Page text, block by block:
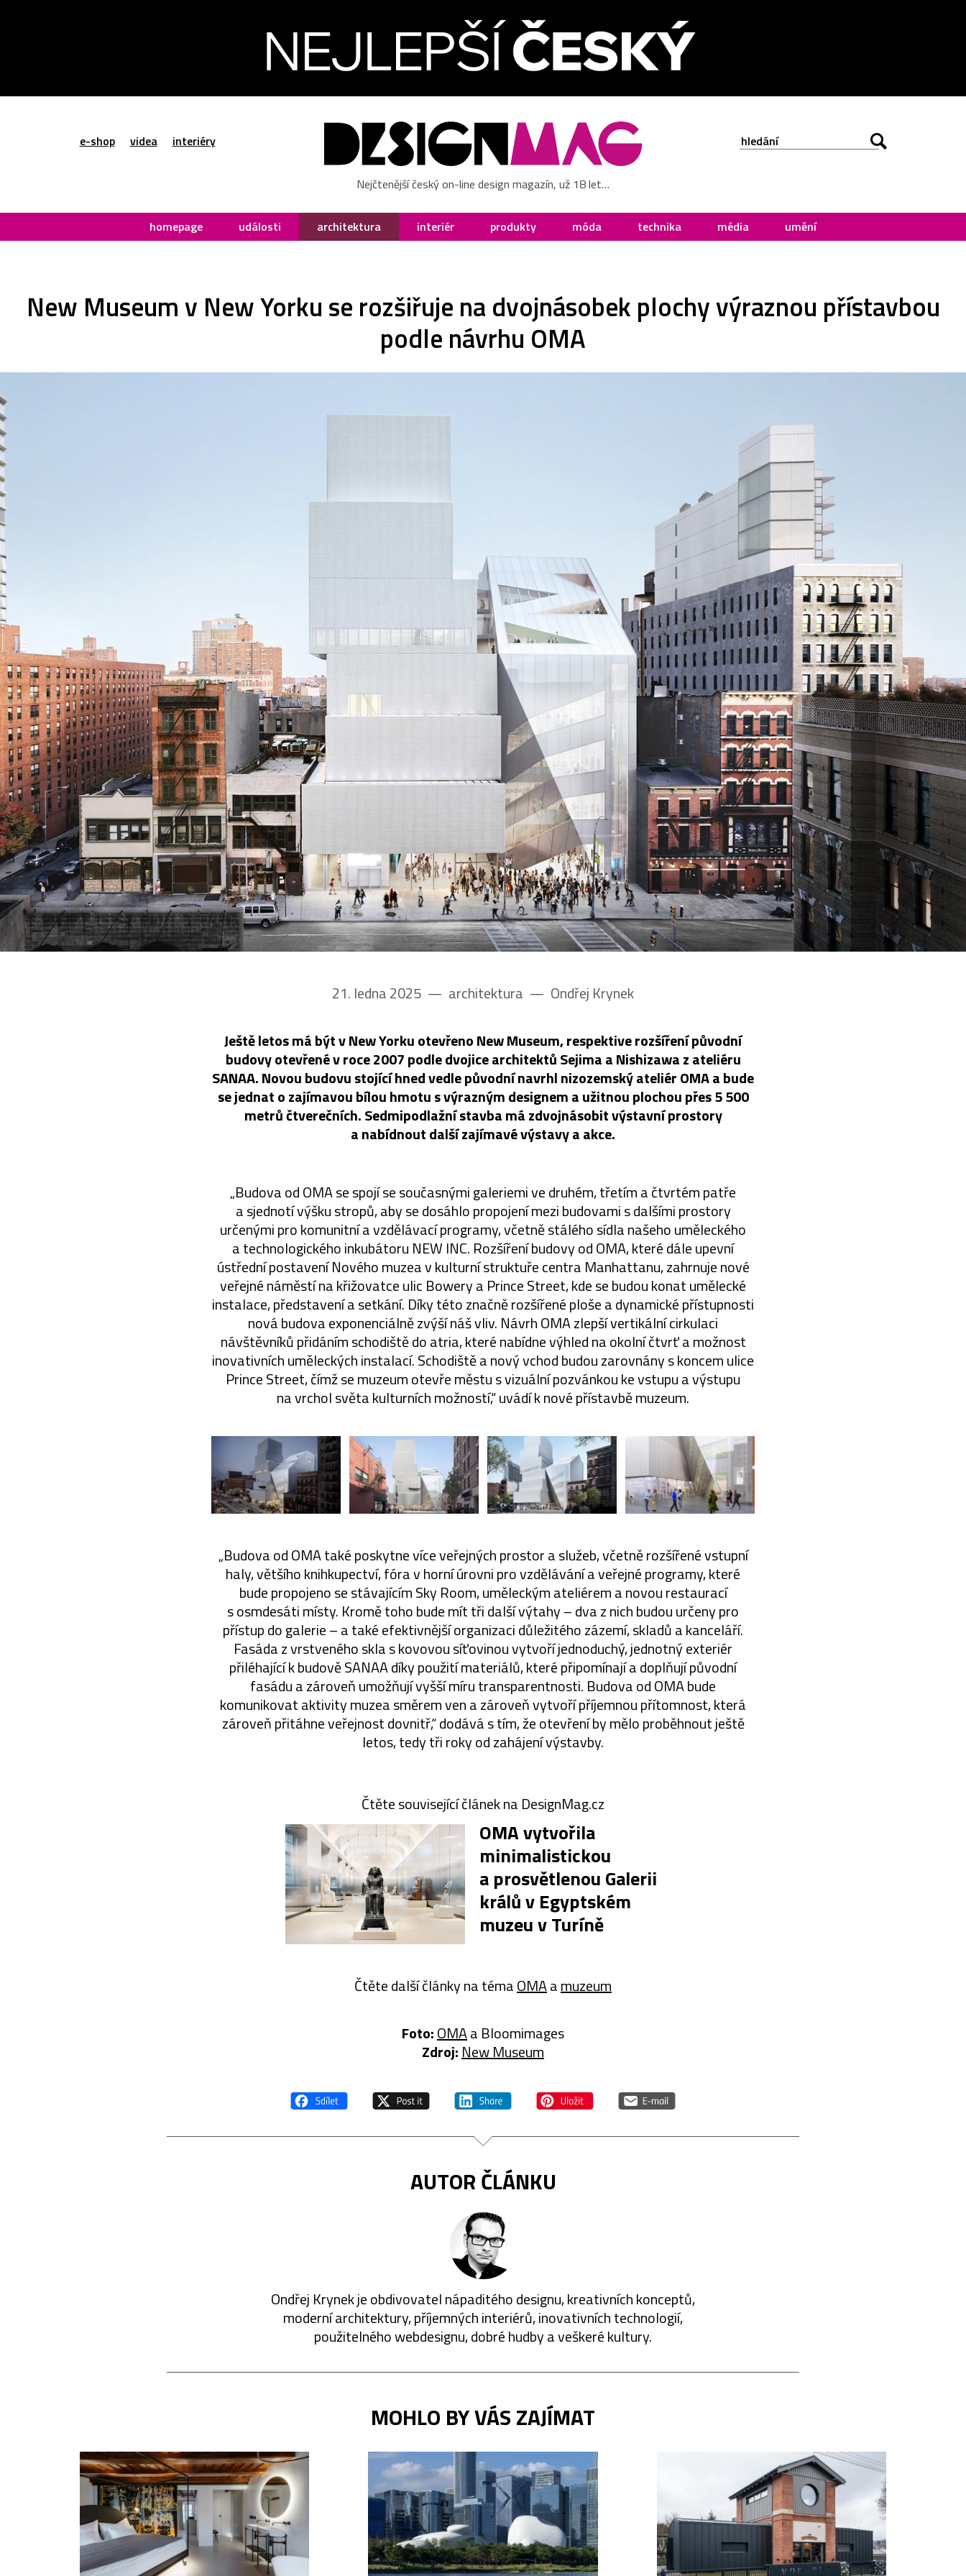
e-shop videa interiéry
Nejčtenější český on-line design magazín, už 18 let…
homepage události architektura interiér produkty móda technika média umění
New Museum v New Yorku se rozšiřuje na dvojnásobek plochy výraznou přístavbou
podle návrhu OMA
21. ledna 2025 –– architektura –– Ondřej Krynek
Ještě letos má být v New Yorku otevřeno New Museum, respektive rozšíření původní
budovy otevřené v roce 2007 podle dvojice architektů Sejima a Nishizawa z ateliéru
SANAA. Novou budovu stojící hned vedle původní navrhl nizozemský ateliér OMA a bude
se jednat o zajímavou bílou hmotu s výrazným designem a užitnou plochou přes 5 500
metrů čtverečních. Sedmipodlažní stavba má zdvojnásobit výstavní prostory
a nabídnout další zajímavé výstavy a akce.
„Budova od OMA se spojí se současnými galeriemi ve druhém, třetím a čtvrtém patře
a sjednotí výšku stropů, aby se dosáhlo propojení mezi budovami s dalšími prostory
určenými pro komunitní a vzdělávací programy, včetně stálého sídla našeho uměleckého
a technologického inkubátoru NEW INC. Rozšíření budovy od OMA, které dále upevní
ústřední postavení Nového muzea v kulturní struktuře centra Manhattanu, zahrnuje nové
veřejné náměstí na křižovatce ulic Bowery a Prince Street, kde se budou konat umělecké
instalace, představení a setkání. Díky této značně rozšířené ploše a dynamické přístupnosti
nová budova exponenciálně zvýší náš vliv. Návrh OMA zlepší vertikální cirkulaci
návštěvníků přidáním schodiště do atria, které nabídne výhled na okolní čtvrť a možnost
inovativních uměleckých instalací. Schodiště a nový vchod budou zarovnány s koncem ulice
Prince Street, čímž se muzeum otevře městu s vizuální pozvánkou ke vstupu a výstupu
na vrchol světa kulturních možností,“ uvádí k nové přístavbě muzeum.
„Budova od OMA také poskytne více veřejných prostor a služeb, včetně rozšířené vstupní
haly, většího knihkupectví, fóra v horní úrovni pro vzdělávání a veřejné programy, které
bude propojeno se stávajícím Sky Room, uměleckým ateliérem a novou restaurací
s osmdesáti místy. Kromě toho bude mít tři další výtahy – dva z nich budou určeny pro
přístup do galerie – a také efektivnější organizaci důležitého zázemí, skladů a kanceláří.
Fasáda z vrstveného skla s kovovou síťovinou vytvoří jednoduchý, jednotný exteriér
přiléhající k budově SANAA díky použití materiálů, které připomínají a doplňují původní
fasádu a zároveň umožňují vyšší míru transparentnosti. Budova od OMA bude
komunikovat aktivity muzea směrem ven a zároveň vytvoří příjemnou přítomnost, která
zároveň přitáhne veřejnost dovnitř,“ dodává s tím, že otevření by mělo proběhnout ještě
letos, tedy tři roky od zahájení výstavby.
Čtěte související článek na DesignMag.cz
OMA vytvořila
minimalistickou
a prosvětlenou Galerii
králů v Egyptském
muzeu v Turíně
Čtěte další články na témaOMAamuzeum
Foto:OMAa Bloomimages
Zdroj: New Museum
AUTOR ČLÁNKU
Ondřej Krynek je obdivovatel nápaditého designu, kreativních konceptů,
moderní architektury, příjemných interiérů, inovativních technologií,
použitelného webdesignu, dobré hudby a veškeré kultury.
MOHLO BY VÁS ZAJÍMAT